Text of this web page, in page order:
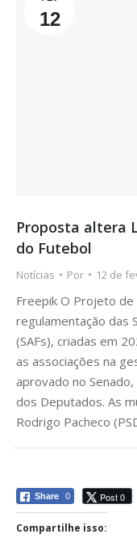
12
Proposta altera
do Futebol
Notícias Por 12 de
Freepik O Projeto
regulamentação das
(SAFs), criadas em
as associações na
aprovado no
dos Deputados. As
Rodrigo Pacheco
Share 0 Post 0
Compartilhe isso: